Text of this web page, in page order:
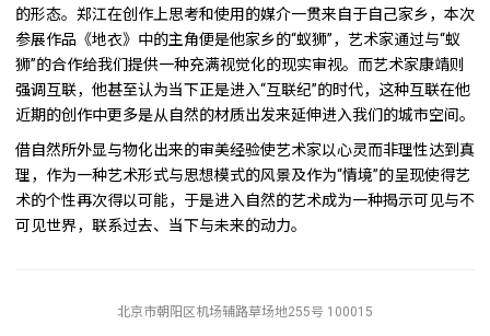
的形态。郑江在创作上思考和使用的媒介一贯来自于自己家乡，本次
参展作品《地衣》中的主角便是他家乡的“蚁狮”，艺术家通过与“蚁
狮”的合作给我们提供一种充满视觉化的现实审视。而艺术家康靖则
强调互联，他甚至认为当下正是进入“互联纪”的时代，这种互联在他
近期的创作中更多是从自然的材质出发来延伸进入我们的城市空间。
借自然所外显与物化出来的审美经验使艺术家以心灵而非理性达到真
理，作为一种艺术形式与思想模式的风景及作为“情境”的呈现使得艺
术的个性再次得以可能，于是进入自然的艺术成为一种揭示可见与不
可见世界，联系过去、当下与未来的动力。
北京市朝阳区机场辅路草场地255号 100015